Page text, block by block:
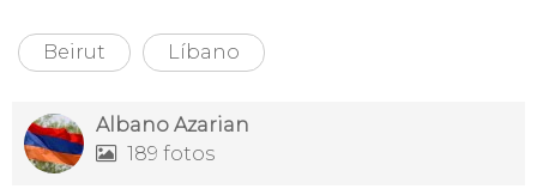
Beirut Líbano
Albano Azarian
 189 fotos